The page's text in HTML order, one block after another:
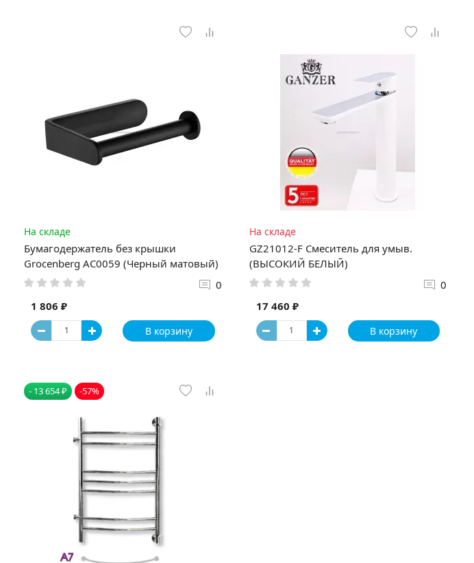
На складе
Бумагодержатель без крышки
Grocenberg AC0059 (Черный матовый)
0
1 806 ₽
В корзину
На складе
GZ21012-F Смеситель для умыв.
(ВЫСОКИЙ БЕЛЫЙ)
0
17 460 ₽
В корзину
- 13 654 ₽ -57%